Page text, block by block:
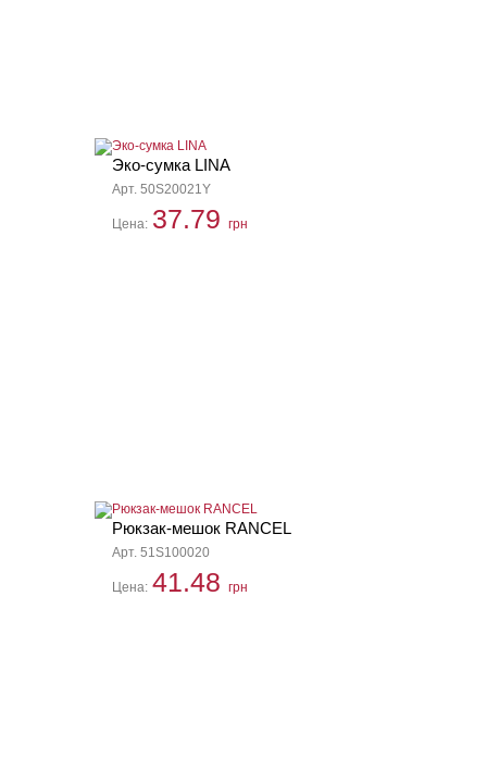
Эко-сумка LINA
Арт. 50S20021Y
Цена: 37.79 грн
Рюкзак-мешок RANCEL
Арт. 51S100020
Цена: 41.48 грн